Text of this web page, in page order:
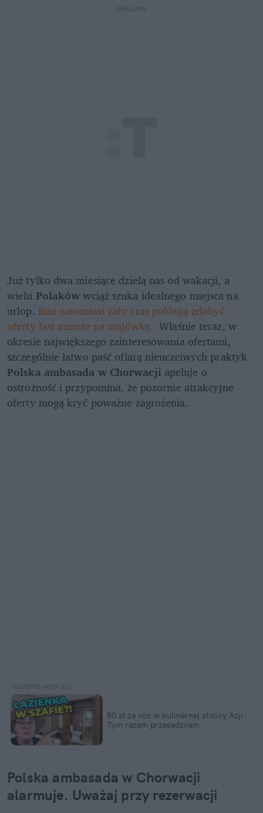
REKLAMA
Już tylko dwa miesiące dzielą nas od wakacji, a
wielu Polaków wciąż szuka idealnego miejsca na
urlop. Inni natomiast cały czas próbują zdobyć
oferty last minute na majówkę. Właśnie teraz, w
okresie największego zainteresowania ofertami,
szczególnie łatwo paść ofiarą nieuczciwych praktyk.
Polska ambasada w Chorwacji apeluje o
ostrożność i przypomina, że pozornie atrakcyjne
oferty mogą kryć poważne zagrożenia.
80 zł za noc w kulinarnej stolicy Azji.
Tym razem przesadziłam
Polska ambasada w Chorwacji
alarmuje. Uważaj przy rezerwacji